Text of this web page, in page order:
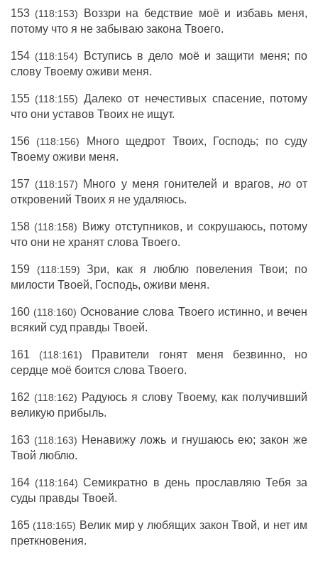
153 (118:153)
Воззри на бедствие моё и избавь меня,
потому что я не забываю закона Твоего.
154 (118:154)
Вступись в дело моё и защити меня; по
слову Твоему оживи меня.
155 (118:155) Далеко от нечестивых спасение, потому
что они уставов Твоих не ищут.
156 (118:156)
Много щедрот Твоих, Господь; по суду
Твоему оживи меня.
157 (118:157) Много у меня гонителей и врагов,но от
откровений Твоих я не удаляюсь.
158 (118:158)
Вижу отступников, и сокрушаюсь, потому
что они не хранят слова Твоего.
159 (118:159) Зри, как я люблю повеления Твои; по
милости Твоей, Господь, оживи меня.
160 (118:160) Основание слова Твоего истинно, и вечен
всякий суд правды Твоей.
161 (118:161) Правители гонят меня безвинно, но
сердце моё боится слова Твоего.
162 (118:162) Радуюсь я слову Твоему, как получивший
великую прибыль.
163 (118:163) Ненавижу ложь и гнушаюсь ею; закон же
Твой люблю.
164 (118:164) Семикратно в день прославляю Тебя за
суды правды Твоей.
165 (118:165) Велик мир у любящих закон Твой, и нет им
преткновения.